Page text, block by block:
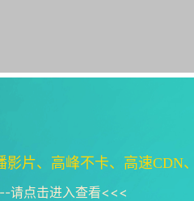
片、高峰不卡、高速CDN
请点击进入查看<<<